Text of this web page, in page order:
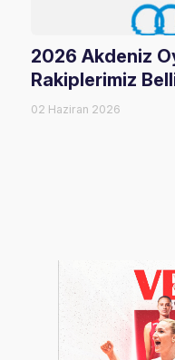
2026 Akdeniz
Rakiplerimiz
02 Haziran 2026